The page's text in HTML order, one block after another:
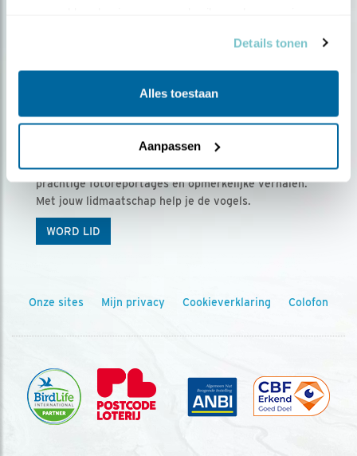
Details tonen
Alles toestaan
Aanpassen
Ontvang 5 x Vogels voor € 36,00 per jaar
Vogels is het tijdschrift voor onze leden, met
prachtige fotoreportages en opmerkelijke verhalen.
Met jouw lidmaatschap help je de vogels.
WORD LID
Onze sites Mijn privacy Cookieverklaring Colofon